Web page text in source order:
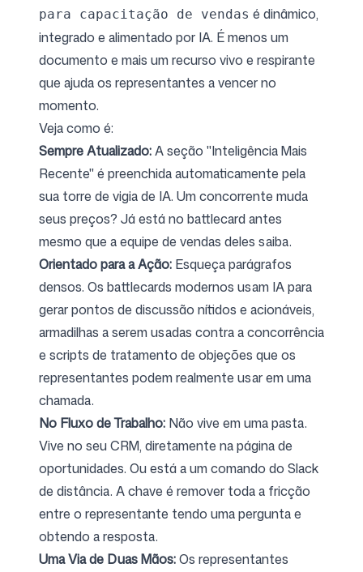
para capacitação de vendas é dinâmico,
integrado e alimentado por IA. É menos um
documento e mais um recurso vivo e respirante
que ajuda os representantes a vencer no
momento.
Veja como é:
Sempre Atualizado:A seção "Inteligência Mais
Recente" é preenchida automaticamente pela
sua torre de vigia de IA. Um concorrente muda
seus preços? Já está no battlecard antes
mesmo que a equipe de vendas deles saiba.
Orientado para a Ação: Esqueça parágrafos
densos. Os battlecards modernos usam IA para
gerar pontos de discussão nítidos e acionáveis,
armadilhas a serem usadas contra a concorrência
e scripts de tratamento de objeções que os
representantes podem realmente usar em uma
chamada.
No Fluxo de Trabalho: Não vive em uma pasta.
Vive no seu CRM, diretamente na página de
oportunidades. Ou está a um comando do Slack
de distância. A chave é remover toda a fricção
entre o representante tendo uma pergunta e
obtendo a resposta.
Uma Via de Duas Mãos:Os representantes